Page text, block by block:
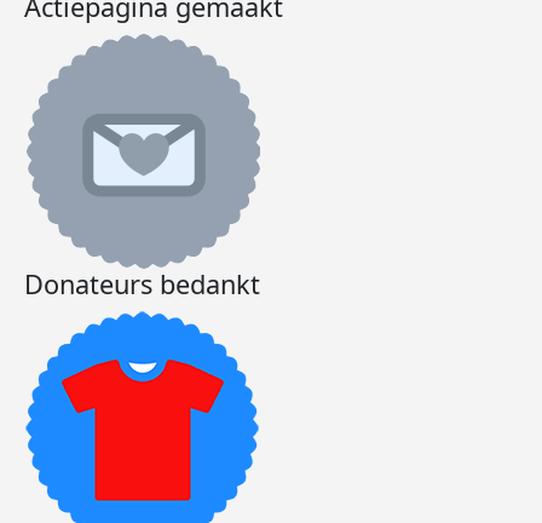
Donateurs bedankt